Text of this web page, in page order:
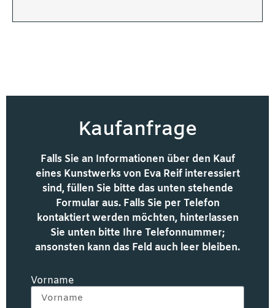
Kaufanfrage
Falls Sie an Informationen über den Kauf
eines Kunstwerks von Eva Reif interessiert
sind, füllen Sie bitte das unten stehende
Formular aus. Falls Sie per Telefon
kontaktiert werden möchten, hinterlassen
Sie unten bitte Ihre Telefonnummer;
ansonsten kann das Feld auch leer bleiben.
Vorname